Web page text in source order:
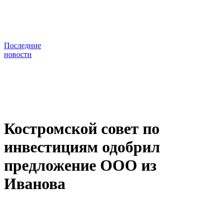
Последние
новости
Костромской совет по
инвестициям одобрил
предложение ООО из
Иванова